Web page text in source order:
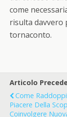
come
risulta davvero
tornaconto.
Articolo
Come
Piacere Della
Coinvolgere